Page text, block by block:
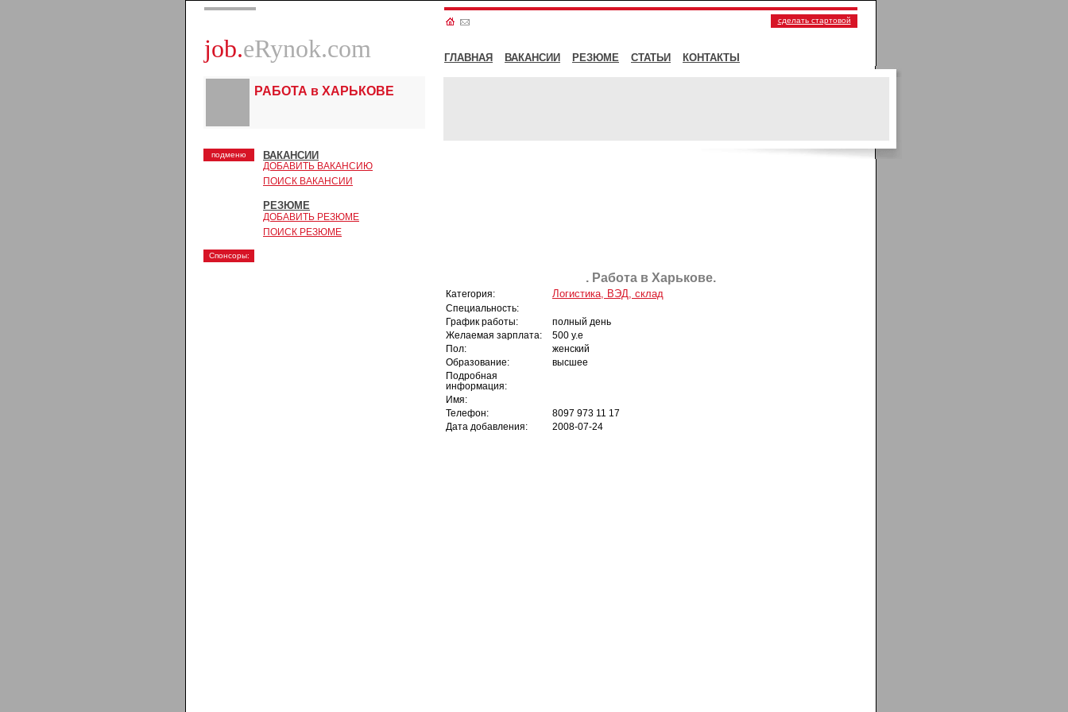
job.eRynok.com
сделать стартовой
ГЛАВНАЯ ВАКАНСИИ РЕЗЮМЕ СТАТЬИ КОНТАКТЫ
РАБОТА в ХАРЬКОВЕ
подменю ВАКАНСИИ
ДОБАВИТЬ ВАКАНСИЮ
ПОИСК ВАКАНСИИ
РЕЗЮМЕ
ДОБАВИТЬ РЕЗЮМЕ
ПОИСК РЕЗЮМЕ
Спонсоры:
. Работа в Харькове.
Категория: Логистика, ВЭД, склад
Специальность:
График работы:
полный день
Желаемая зарплата:
500 у.е
Пол:
женский
Образование:
высшее
Подробная
информация:
Имя:
Телефон:
8097 973 11 17
Дата добавления:
2008-07-24